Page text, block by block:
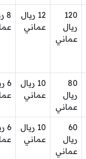
120
ريال
عماني
12 ريال
عماني
80
ريال
عماني
10 ريال
عماني
6
60
ريال
عماني
10 ريال
عماني
6